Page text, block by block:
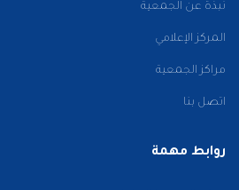
نبذة عن الجمعية
المركز الإعلامي
مراكز الجمعية
اتصل بنا
روابط مهمة